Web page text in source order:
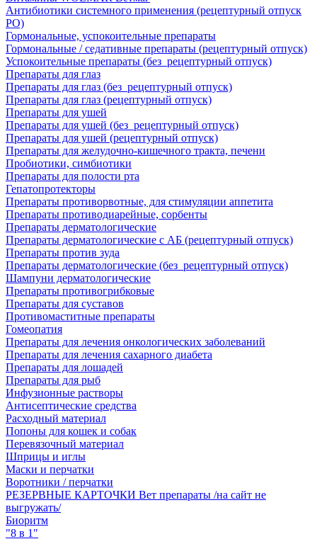
Антибиотики системного применения (рецептурный отпуск
РО)
Гормональные, успокоительные препараты
Гормональные / седативные препараты (рецептурный отпуск)
Успокоительные препараты (без_рецептурный отпуск)
Препараты для глаз
Препараты для глаз (без_рецептурный отпуск)
Препараты для глаз (рецептурный отпуск)
Препараты для ушей
Препараты для ушей (без_рецептурный отпуск)
Препараты для ушей (рецептурный отпуск)
Препараты для желудочно-кишечного тракта, печени
Пробиотики, симбиотики
Препараты для полости рта
Гепатопротекторы
Препараты противорвотные, для стимуляции аппетита
Препараты противодиарейные, сорбенты
Препараты дерматологические
Препараты дерматологические с АБ (рецептурный отпуск)
Препараты против зуда
Препараты дерматологические (без_рецептурный отпуск)
Шампуни дерматологические
Препараты противогрибковые
Препараты для суставов
Противомаститные препараты
Гомеопатия
Препараты для лечения онкологических заболеваний
Препараты для лечения сахарного диабета
Препараты для лошадей
Препараты для рыб
Инфузионные растворы
Антисептические средства
Расходный материал
Попоны для кошек и собак
Перевязочный материал
Шприцы и иглы
Маски и перчатки
Воротники / перчатки
РЕЗЕРВНЫЕ КАРТОЧКИ Вет препараты /на сайт не
выгружать/
Биоритм
"8 в 1"